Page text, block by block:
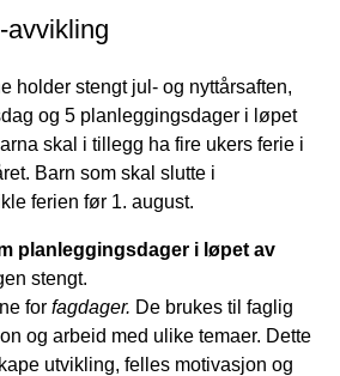
avvikling
holder stengt jul- og nyttårsaften,
og 5 planleggingsdager i løpet
skal i tillegg ha fire ukers ferie i
Barn som skal slutte i
ferien før 1. august.
planleggingsdager i løpet av
stengt.
for fagdager. De brukes til faglig
og arbeid med ulike temaer. Dette
utvikling, felles motivasjon og